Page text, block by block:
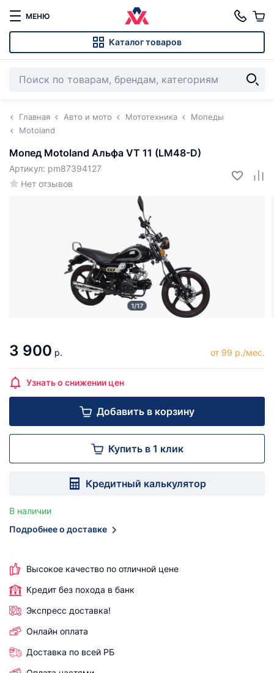
МЕНЮ
Каталог товаров
Главная Авто и мото Мототехника
Мопеды
Motoland
Мопед Motoland Альфа VT 11 (LM48-D)
Нет отзывов
Артикул: pm87394127
1/17
3 900 р. от 99 р./мес.
Узнать о снижении цен
Добавить в корзину
Купить в 1 клик
Кредитный калькулятор
В наличии
Подробнее о доставке
Высокое качество по отличной цене
Кредит без похода в банк
Экспресс доставка!
Онлайн оплата
Доставка по всей РБ